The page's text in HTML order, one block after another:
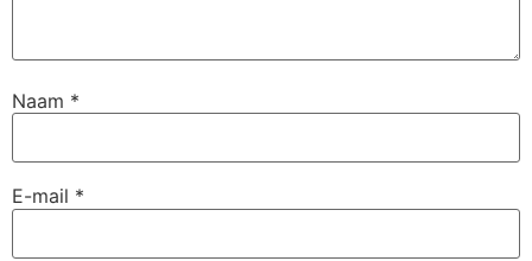
Naam *
E-mail *